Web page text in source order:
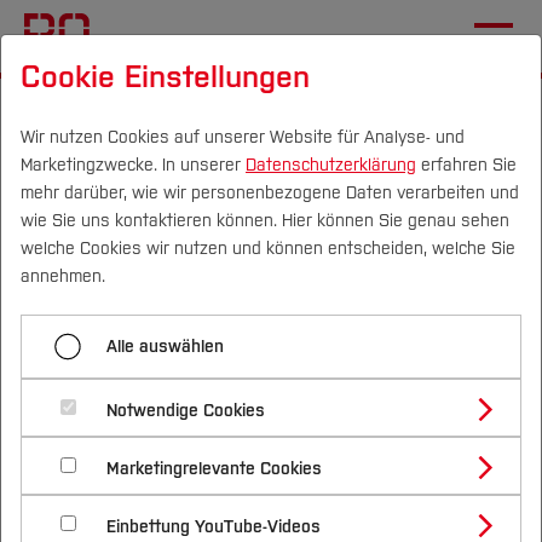
Campus Personen DE|EN Quicklinks
Studium
Studienangebote
Bachelorstudiengänge
Masterstudiengänge
Vor dem Studium
Bewerben & Einschreiben
Bewerbungsportal
Im Studium
Studienbüros und Prüfungen
Nach dem Studium
Forschung & Transfer
Profil
Forschungs- und Transferprofil
Schwerpunkte (FuT)
Beratung & Förderung
Nachhaltigkeit
Nachhaltigkeit studieren
International
Hinter den Kulissen von
Paris
18.07.2025
B)
Exkursion mit Studierenden des
Bauingenieurwesens
Cookie Einstellungen
Wir nutzen Cookies auf unserer Website für Analyse- und
Marketingzwecke. In unserer Datenschutzerklärung erfahren Sie
mehr darüber, wie wir personenbezogene Daten verarbeiten und
wie Sie uns kontaktieren können. Hier können Sie genau sehen
welche Cookies wir nutzen und können entscheiden, welche Sie
annehmen.
Alle auswählen
Notwendige Cookies
Marketingrelevante Cookies
Einbettung YouTube-Videos